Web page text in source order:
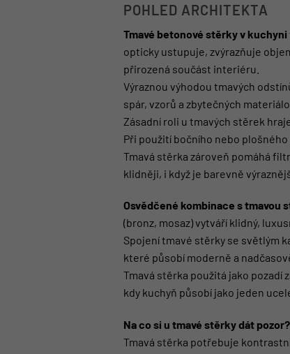
POHLED ARCHITEKTA
Tmavé betonové stěrky v kuchyni
opticky ustupuje, zvýrazňuje
přirozená součást interiéru.
Výraznou výhodou tmavých
spár, vzorů a zbytečných
Zásadní roli u tmavých stěrek
Při použití bočního nebo
Tmavá stěrka zároveň pomáhá
klidněji, i když je barevně
Osvědčené kombinace s tmavou
(bronz, mosaz) vytváří klidný,
Spojení tmavé stěrky se světlým
které působí moderně a
Tmavá stěrka použitá jako pozadí
kdy kuchyň působí jako jeden
Na co si u tmavé stěrky dát pozor?
Tmavá stěrka potřebuje